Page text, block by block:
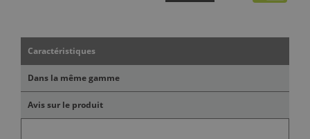
Caractéristiques
Dans la même gamme
Avis sur le produit